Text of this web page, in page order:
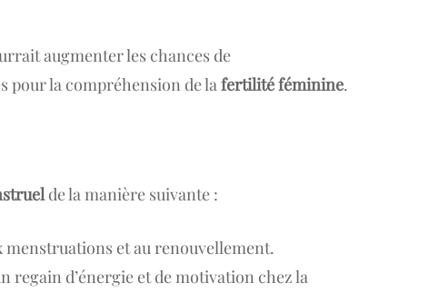
augmenter les chances de
pour la compréhension de lafertilité féminine.
de la manière suivante :
menstruations et au renouvellement.
regain d’énergie et de motivation chez la